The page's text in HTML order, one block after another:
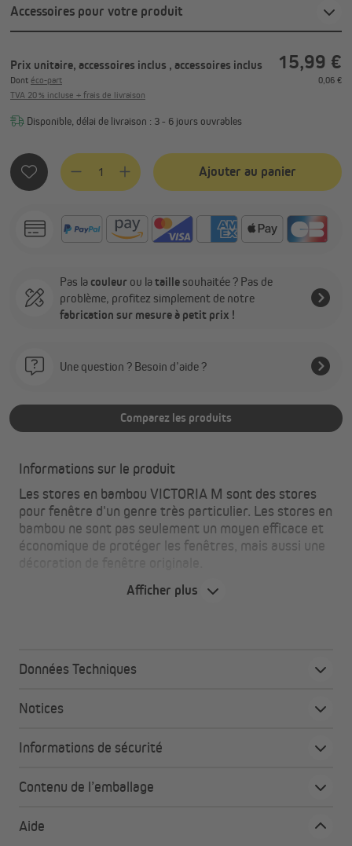
Accessoires pour votre produit
Prix unitaire, accessoires inclus , accessoires inclus 15,99 €
Dont éco-part
0,06 €
TVA 20 % incluse + frais de livraison
Disponible, délai de livraison : 3 - 6 jours ouvrables
Quantité de produit : Entrez la quantité souhaitée ou
Ajouter au panier
Pas la couleur ou lataille souhaitée ? Pas de
problème, profitez simplement de notre
fabrication sur mesure à petit prix !
Une question ? Besoin d’aide ?
Comparez les produits
Informations sur le produit
Les stores en bambou VICTORIA M sont des stores
pour fenêtre d'un genre très particulier. Les stores en
bambou ne sont pas seulement un moyen efficace et
économique de protéger les fenêtres, mais aussi une
termes de forme, de couleur et de texture, de sorte
autre. La stabilité aux UV ou la résistance à la lumière peut
pas possible à cet égard. Veuillez noter que ce produit est
uniquement destiné à une utilisation en intérieur et non
Afficher plus
Données Techniques
Notices
Informations de sécurité
Contenu de l’emballage
Aide